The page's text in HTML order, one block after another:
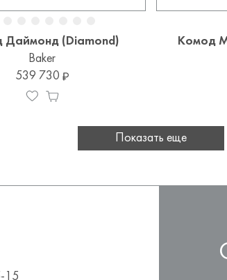
Даймонд (Diamond)
Baker
539 730
Комод
Показать еще
15